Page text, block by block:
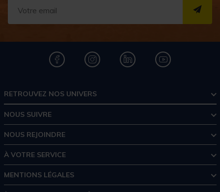
RETROUVEZ NOS UNIVERS
NOUS SUIVRE
NOUS REJOINDRE
À VOTRE SERVICE
MENTIONS LÉGALES